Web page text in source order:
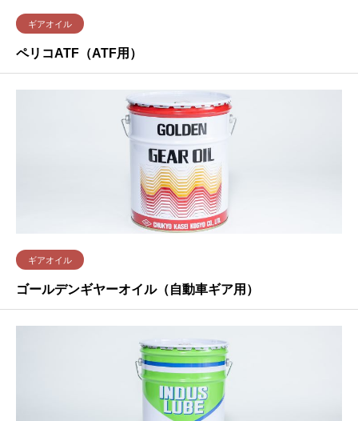
ギアオイル
ペリコATF（ATF用）
ギアオイル
ゴールデンギヤーオイル（自動車ギア用）